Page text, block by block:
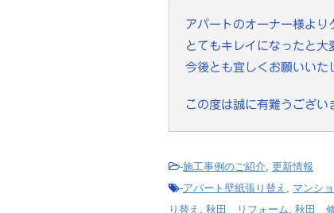
アパートのオーナー様より
とてもキレイになったと大
今後とも宜しくお願いいた
この度は誠に有難うござい
-施工事例のご紹介, 更新情報
-アパート壁紙張り替え , マンシ
り替え , 秋田 リフォーム, 秋田